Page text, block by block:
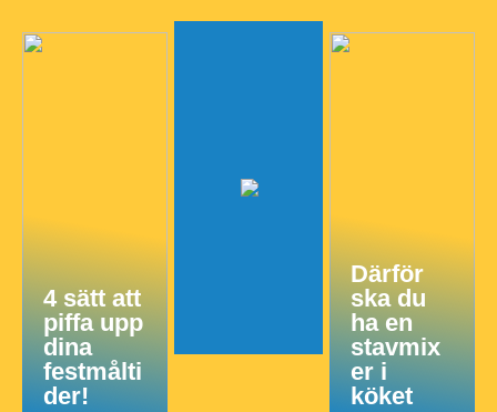
4 sätt att
piffa upp
dina
festmålti
der!
Därför
ska du
ha en
stavmix
er i
köket